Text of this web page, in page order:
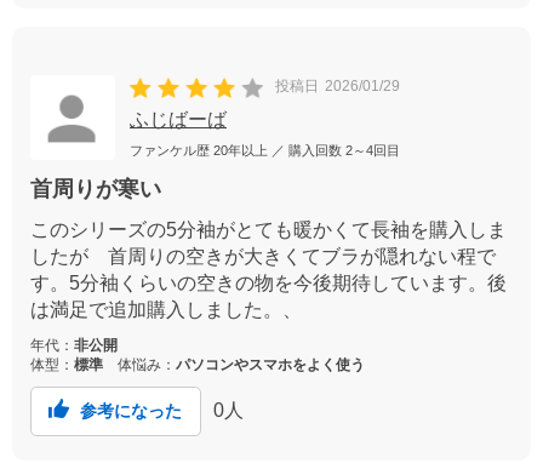
投稿日 2026/01/29
ふじばーば
ファンケル歴 20年以上 ／ 購入回数 2～4回目
首周りが寒い
このシリーズの5分袖がとても暖かくて長袖を購入しま
したが 首周りの空きが大きくてブラが隠れない程で
す。5分袖くらいの空きの物を今後期待しています。後
は満足で追加購入しました。、
年代： 非公開
体型： 標準 体悩み： パソコンやスマホをよく使う
参考になった 0 人